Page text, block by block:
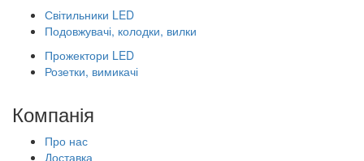
Світильники LED
Подовжувачі, колодки, вилки
Прожектори LED
Розетки, вимикачі
Компанія
Про нас
Доставка